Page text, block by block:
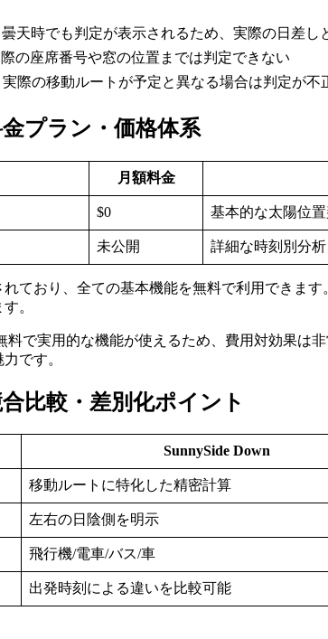
曇天時でも判定が表示されるため、実際の日差し
の座席番号や窓の位置までは判定できない
実際の移動ルートが予定と異なる場合は判定が不
金プラン・価格体系
月額料金
$0 基本的な太陽位
未公開 詳細な時刻別分
ており、全ての基本機能を無料で利用できま
。
料で実用的な機能が使えるため、費用対効果は
です。
比較・差別化ポイント
SunnySide Down
移動ルートに特化した精密計算
左右の日陰側を明示
飛行機/電車/バス/車
出発時刻による違いを比較可能